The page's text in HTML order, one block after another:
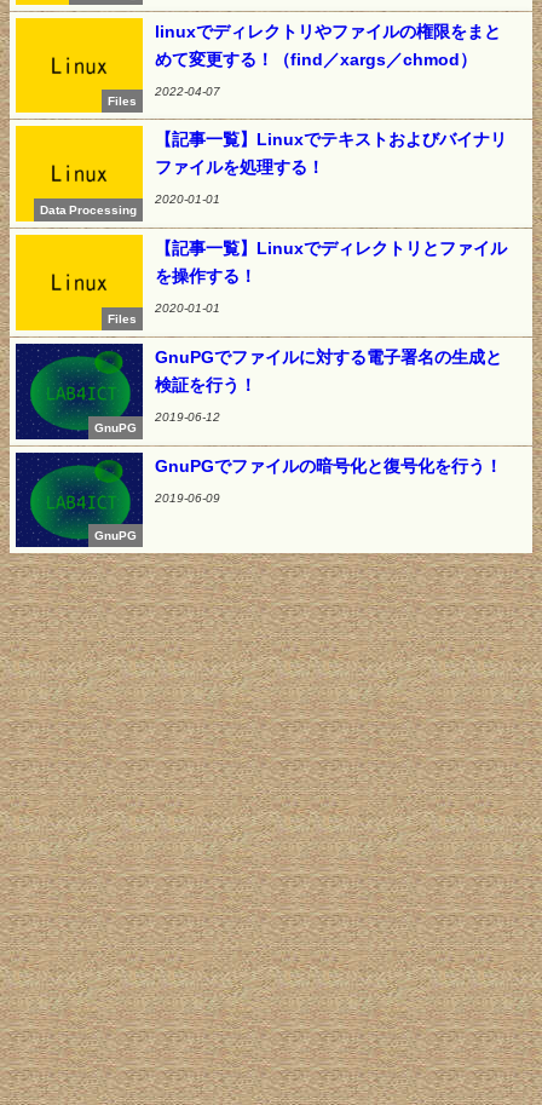
Files
linuxでディレクトリやファイルの権限をまと
めて変更する！（find／xargs／chmod）
2022-04-07
Data Processing
【記事一覧】Linuxでテキストおよびバイナリ
ファイルを処理する！
2020-01-01
Files
【記事一覧】Linuxでディレクトリとファイル
を操作する！
2020-01-01
GnuPG
GnuPGでファイルに対する電子署名の生成と
検証を行う！
2019-06-12
GnuPG
GnuPGでファイルの暗号化と復号化を行う！
2019-06-09